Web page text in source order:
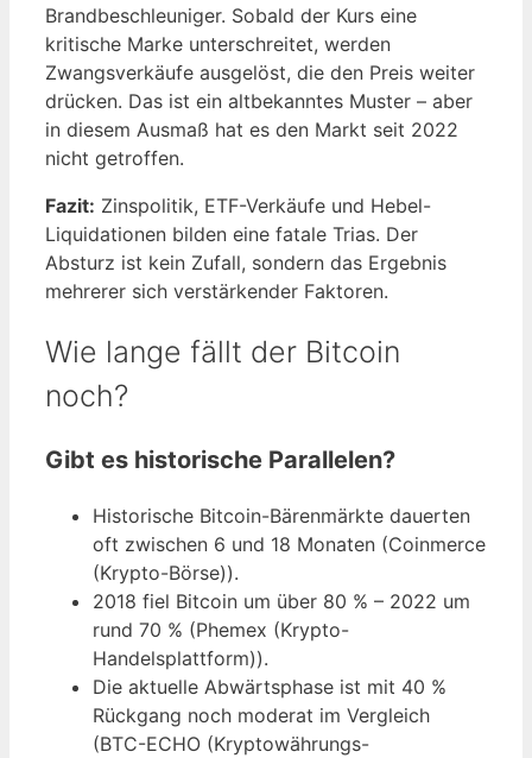
Brandbeschleuniger. Sobald der Kurs eine
kritische Marke unterschreitet, werden
Zwangsverkäufe ausgelöst, die den Preis weiter
drücken. Das ist ein altbekanntes Muster – aber
in diesem Ausmaß hat es den Markt seit 2022
nicht getroffen.
Fazit: Zinspolitik, ETF-Verkäufe und Hebel-
Liquidationen bilden eine fatale Trias. Der
Absturz ist kein Zufall, sondern das Ergebnis
mehrerer sich verstärkender Faktoren.
Wie lange fällt der Bitcoin
noch?
Gibt es historische Parallelen?
Historische Bitcoin-Bärenmärkte dauerten
oft zwischen 6 und 18 Monaten (Coinmerce
(Krypto-Börse)).
2018 fiel Bitcoin um über 80 % – 2022 um
rund 70 % (Phemex (Krypto-
Handelsplattform)).
Die aktuelle Abwärtsphase ist mit 40 %
Rückgang noch moderat im Vergleich
(BTC-ECHO (Kryptowährungs-